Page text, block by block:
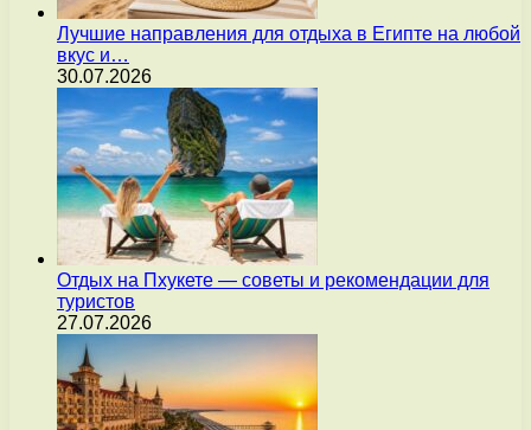
Лучшие направления для отдыха в Египте на любой
вкус и…
30.07.2026
Отдых на Пхукете — советы и рекомендации для
туристов
27.07.2026